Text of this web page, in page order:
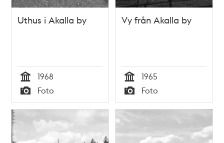
Uthus i Akalla by
Tid
1968
Typ
Foto
Vy från Akalla by
Tid
1965
Typ
Foto